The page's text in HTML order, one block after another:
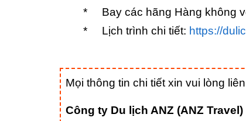
* Bay các hãng Hàng không
* Lịch trình chi tiết: https://
Mọi thông tin chi tiết xin vui lòng
Công ty Du lịch ANZ (ANZ Travel)